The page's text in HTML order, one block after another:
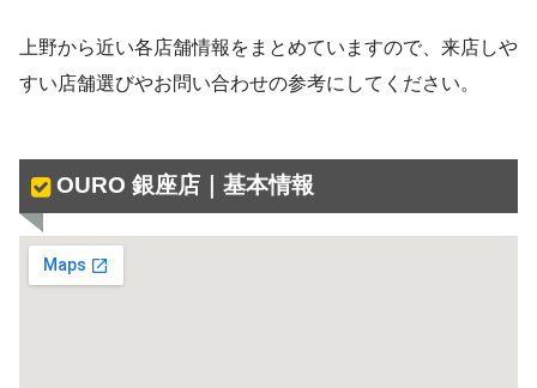
上野から近い各店舗情報をまとめていますので、来店しや
すい店舗選びやお問い合わせの参考にしてください。
OURO 銀座店｜基本情報